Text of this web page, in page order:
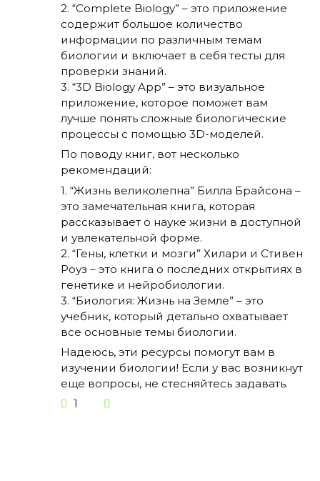
2. “Complete Biology” – это приложение
содержит большое количество
информации по различным темам
биологии и включает в себя тесты для
проверки знаний.
3. “3D Biology App” – это визуальное
приложение, которое поможет вам
лучше понять сложные биологические
процессы с помощью 3D-моделей.
По поводу книг, вот несколько
рекомендаций:
1. “Жизнь великолепна” Билла Брайсона –
это замечательная книга, которая
рассказывает о науке жизни в доступной
и увлекательной форме.
2. “Гены, клетки и мозги” Хилари и Стивен
Роуз – это книга о последних открытиях в
генетике и нейробиологии.
3. “Биология: Жизнь на Земле” – это
учебник, который детально охватывает
все основные темы биологии.
Надеюсь, эти ресурсы помогут вам в
изучении биологии! Если у вас возникнут
еще вопросы, не стесняйтесь задавать.
1